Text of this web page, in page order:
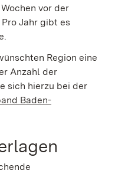
vor der
Jahr gibt es
Region eine
Anzahl der
sich hierzu bei der
Baden-
Fenster geöffnet)